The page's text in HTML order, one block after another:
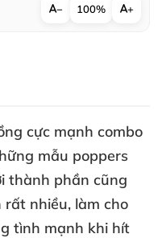
− 100% +
cực mạnh combo
mẫu poppers
thành phần cũng
rất nhiều, làm cho
tình mạnh khi hít